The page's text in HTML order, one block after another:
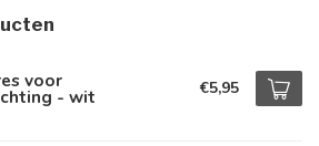
voor
- wit €5,95